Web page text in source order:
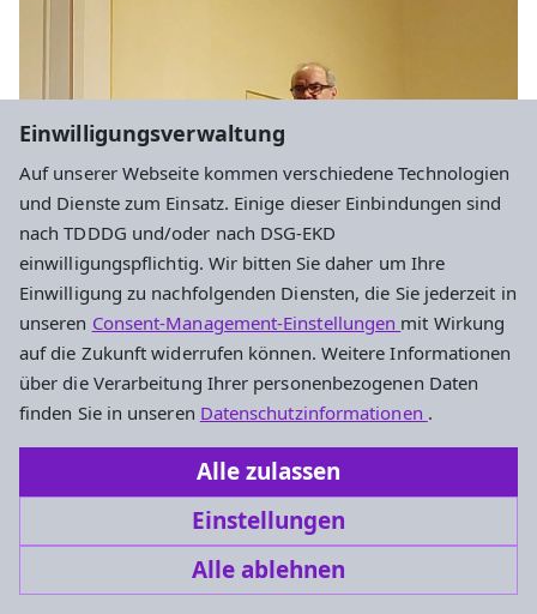
Einwilligungsverwaltung
Auf unserer Webseite kommen verschiedene Technologien
und Dienste zum Einsatz. Einige dieser Einbindungen sind
nach TDDDG und/oder nach DSG-EKD
einwilligungspflichtig. Wir bitten Sie daher um Ihre
Einwilligung zu nachfolgenden Diensten, die Sie jederzeit in
unseren Consent-Management-Einstellungen mit Wirkung
auf die Zukunft widerrufen können. Weitere Informationen
über die Verarbeitung Ihrer personenbezogenen Daten
finden Sie in unseren Datenschutzinformationen .
Alle zulassen
Einstellungen
Alle ablehnen
Lothar Püschel
Pfarrer Michael Graebsch
Abendgottesdienst vom 21.02.2026 als
Audio-Podcast
Liebe Gemeinde,
herzliche Einladung zum Abendgottesdienst